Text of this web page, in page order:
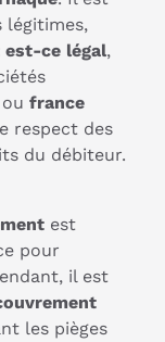
légitimes,
est-ce légal,
ou france
respect des
du débiteur.
est
pour
il est
les pièges